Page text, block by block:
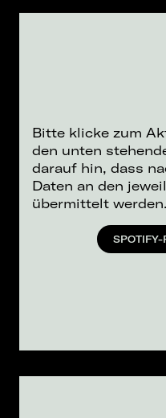
Bitte klicke zum
den unten
darauf hin, dass
Daten an den
übermittelt werden.